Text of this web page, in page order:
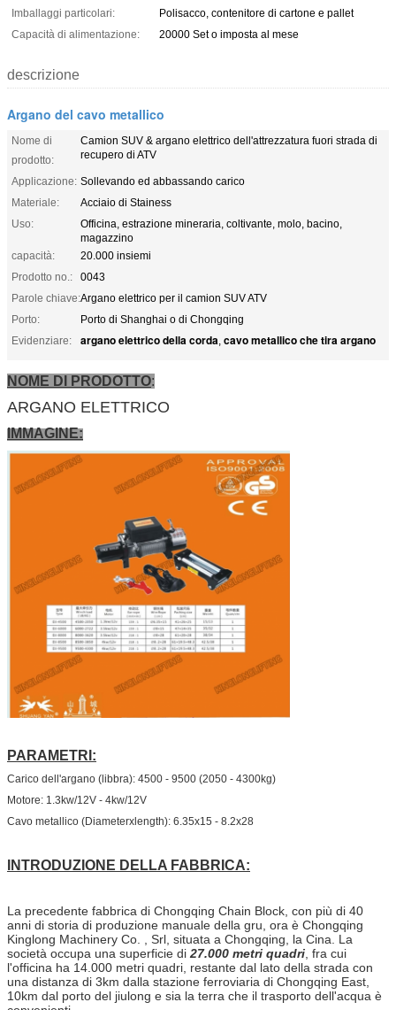
Imballaggi particolari:
Polisacco, contenitore di cartone e pallet
Capacità di alimentazione:
20000 Set o imposta al mese
descrizione
Argano del cavo metallico
Nome di
prodotto:
Camion SUV & argano elettrico dell'attrezzatura fuori strada di
recupero di ATV
Applicazione: Sollevando ed abbassando carico
Materiale:
Acciaio di Stainess
Uso:
Officina, estrazione mineraria, coltivante, molo, bacino,
magazzino
capacità:
20.000 insiemi
Prodotto no.:
0043
Parole chiave:Argano elettrico per il camion SUV ATV
Porto:
Porto di Shanghai o di Chongqing
Evidenziare:
argano elettrico della corda, cavo metallico che tira argano
NOME DI PRODOTTO:
ARGANO ELETTRICO
IMMAGINE:
PARAMETRI:
Carico dell'argano (libbra): 4500 - 9500 (2050 - 4300kg)
Motore: 1.3kw/12V - 4kw/12V
Cavo metallico (Diameterxlength): 6.35x15 - 8.2x28
INTRODUZIONE DELLA FABBRICA:
La precedente fabbrica di Chongqing Chain Block, con più di 40
anni di storia di produzione manuale della gru, ora è Chongqing
Kinglong Machinery Co. , Srl, situata a Chongqing, la Cina. La
società occupa una superficie di27.000 metri quadri, fra cui
l'officina ha 14.000 metri quadri, restante dal lato della strada con
una distanza di 3km dalla stazione ferroviaria di Chongqing East,
10km dal porto del jiulong e sia la terra che il trasporto dell'acqua è